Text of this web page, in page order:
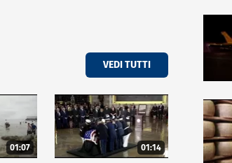
VEDI TUTTI
01:07 01:14